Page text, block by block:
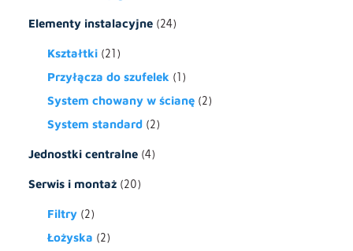
Elementy instalacyjne (24)
Kształtki (21)
Przyłącza do szufelek (1)
System chowany w ścianę (2)
System standard (2)
Jednostki centralne (4)
Serwis i montaż (20)
Filtry (2)
Łożyska (2)